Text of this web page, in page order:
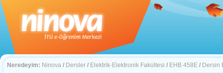
Neredeyim: Ninova / Dersler / Elektrik-Elektronik Fakültesi / EHB 458E / Dersin